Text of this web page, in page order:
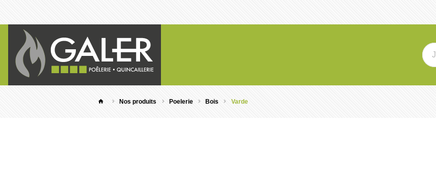
Nos produits Poelerie Bois Varde